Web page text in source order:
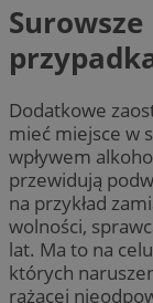
Dodatkowe
mieć miejsce w
wpływem
przewidują
na przykład
wolności,
lat. Ma to na
których
rażącej